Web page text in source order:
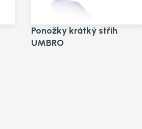
Ponožky krátký střih
UMBRO